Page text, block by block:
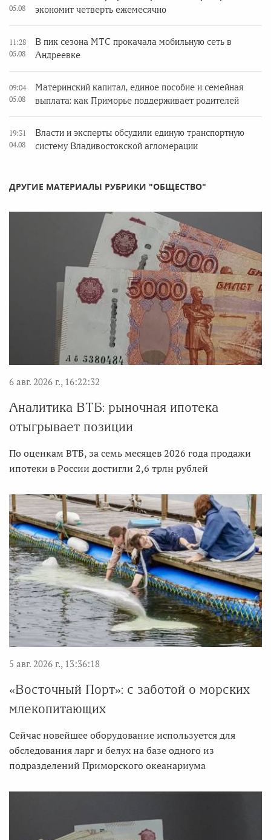
05.08
экономит четверть ежемесячно
11:28
05.08
В пик сезона МТС прокачала мобильную сеть в
Андреевке
09:04
05.08
Материнский капитал, единое пособие и семейная
выплата: как Приморье поддерживает родителей
19:31
04.08
Власти и эксперты обсудили единую транспортную
систему Владивостокской агломерации
ДРУГИЕ МАТЕРИАЛЫ РУБРИКИ "ОБЩЕСТВО"
6 авг. 2026 г., 16:22:32
Аналитика ВТБ: рыночная ипотека
отыгрывает позиции
По оценкам ВТБ, за семь месяцев 2026 года продажи
ипотеки в России достигли 2,6 трлн рублей
5 авг. 2026 г., 13:36:18
«Восточный Порт»: с заботой о морских
млекопитающих
Сейчас новейшее оборудование используется для
обследования ларг и белух на базе одного из
подразделений Приморского океанариума